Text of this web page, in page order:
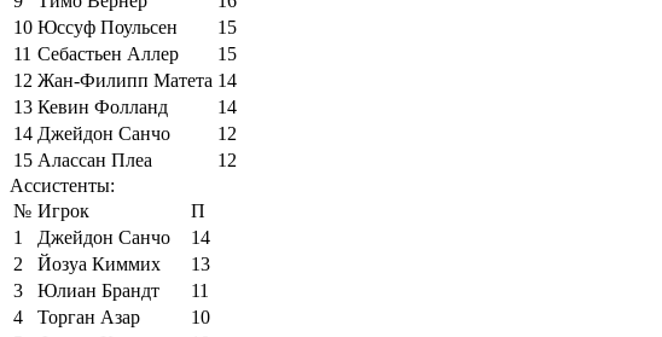
10 Юссуф Поульсен
15
11 Себастьен Аллер
15
12 Жан-Филипп Матета 14
13 Кевин Фолланд
14
14 Джейдон Санчо
12
15 Алассан Плеа
12
Ассистенты:
№ Игрок
П
1
Джейдон Санчо
14
2
Йозуа Киммих
13
3
Юлиан Брандт
11
4
Торган Азар
10